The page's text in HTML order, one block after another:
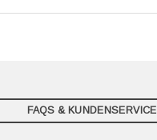
FAQS & KUNDENSERVICE